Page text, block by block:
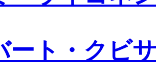
ート・クビ